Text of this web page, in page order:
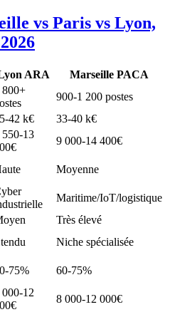
vs Paris vs Lyon,
ARA
Marseille PACA
800+
900-1 200 postes
42 k€
33-40 k€
550-13
9 000-14 400€
Moyenne
Maritime/IoT/logistique
Très élevé
Niche spécialisée
75% 60-75%
000-12
8 000-12 000€